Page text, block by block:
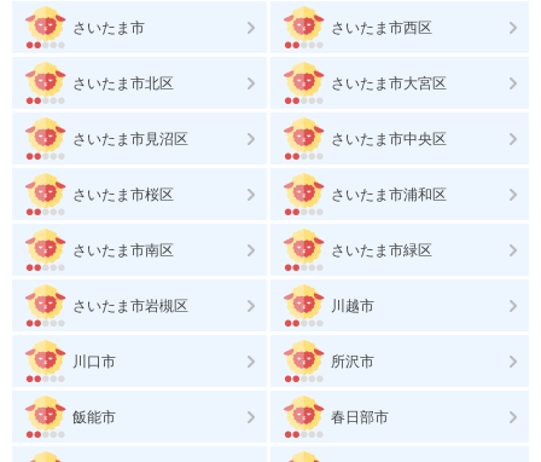
さいたま市 さいたま市西区
さいたま市北区 さいたま市大宮区
さいたま市見沼区 さいたま市中央区
さいたま市桜区 さいたま市浦和区
さいたま市南区 さいたま市緑区
さいたま市岩槻区 川越市
川口市 所沢市
飯能市 春日部市